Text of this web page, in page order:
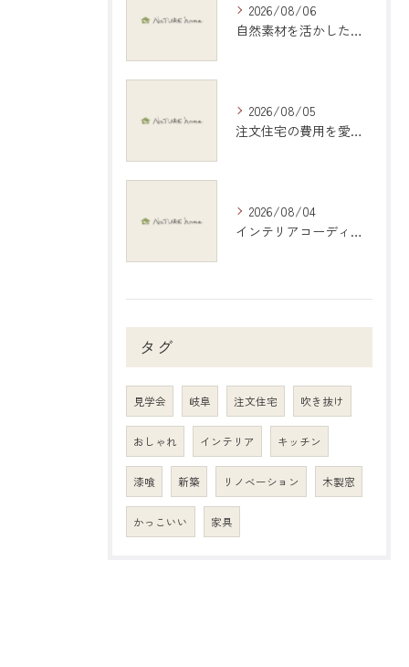
2026/08/06
自然素材を活かしたインテリアで愛知県稲沢市の暮らしを心地よくする選び方ガイド
2026/08/05
注文住宅の費用を愛知県江南市で現実的に把握する具体的シミュレーション
2026/08/04
インテリアコーディネートで岐阜県岐阜市の暮らしを彩る具体アイデアと地元デザイン活用術
タグ
見学会 岐阜 注文住宅 吹き抜け
おしゃれ インテリア キッチン
漆喰 新築 リノベーション 木製窓
かっこいい 家具